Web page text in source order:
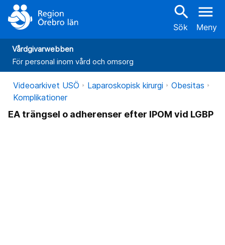
search
Sök
menu
Meny
Vårdgivarwebben
För personal inom vård och omsorg
Videoarkivet USÖ Laparoskopisk kirurgi
Obesitas
Komplikationer
EA trängsel o adherenser efter IPOM vid LGBP